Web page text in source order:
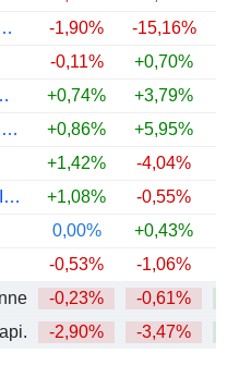
TIMES COMPANY
-1,90% -15,16%
-0,11% +0,70%
SPA
+0,74% +3,79%
LEE ENTERPRISES, INCORPORATED
+0,86% +5,95%
+1,42% -4,04%
JAGRAN PRAKASHAN LIMITED
+1,08% -0,55%
0,00% +0,43%
-0,53% -1,06%
-0,23% -0,61%
-2,90% -3,47%